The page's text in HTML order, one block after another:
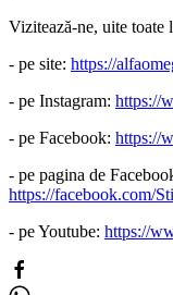
Vizitează-ne, uite toate
- pe site: https://
- pe Instagram: https://
- pe Facebook: https://
- pe pagina de
https://facebook.com/
- pe Youtube: https://